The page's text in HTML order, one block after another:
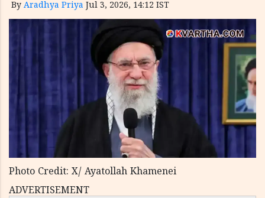
By Aradhya Priya Jul 3, 2026, 14:12 IST
Photo Credit: X/ Ayatollah Khamenei
ADVERTISEMENT